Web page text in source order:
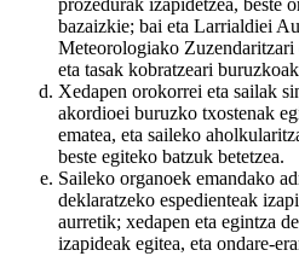
prozedurak izapidetzea, beste
bazaizkie; bai eta Larrialdiei
Meteorologiako
eta tasak kobratzeari
Xedapen orokorrei eta sailak
akordioei buruzko txostenak
ematea, eta saileko
beste egiteko batzuk betetzea.
Saileko organoek emandako
deklaratzeko espedienteak
aurretik; xedapen eta egintza
izapideak egitea, eta ondare-